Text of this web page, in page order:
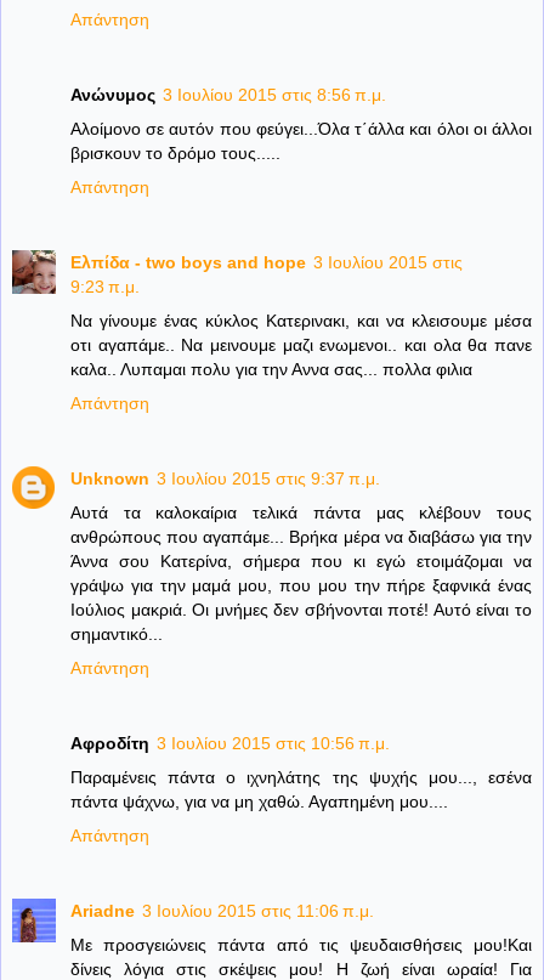
Απάντηση
Ανώνυμος 3 Ιουλίου 2015 στις 8:56 π.μ.
Αλοίμονο σε αυτόν που φεύγει...Όλα τ΄άλλα και όλοι οι άλλοι
βρισκουν το δρόμο τους.....
Απάντηση
Ελπίδα - two boys and hope 3 Ιουλίου 2015 στις
9:23 π.μ.
Να γίνουμε ένας κύκλος Κατερινακι, και να κλεισουμε μέσα
οτι αγαπάμε.. Να μεινουμε μαζι ενωμενοι.. και ολα θα πανε
καλα.. Λυπαμαι πολυ για την Αννα σας... πολλα φιλια
Απάντηση
Unknown 3 Ιουλίου 2015 στις 9:37 π.μ.
Αυτά τα καλοκαίρια τελικά πάντα μας κλέβουν τους
ανθρώπους που αγαπάμε... Βρήκα μέρα να διαβάσω για την
Άννα σου Κατερίνα, σήμερα που κι εγώ ετοιμάζομαι να
γράψω για την μαμά μου, που μου την πήρε ξαφνικά ένας
Ιούλιος μακριά. Οι μνήμες δεν σβήνονται ποτέ! Αυτό είναι το
σημαντικό...
Απάντηση
Αφροδίτη 3 Ιουλίου 2015 στις 10:56 π.μ.
Παραμένεις πάντα ο ιχνηλάτης της ψυχής μου..., εσένα
πάντα ψάχνω, για να μη χαθώ. Αγαπημένη μου....
Απάντηση
Ariadne 3 Ιουλίου 2015 στις 11:06 π.μ.
Με προσγειώνεις πάντα από τις ψευδαισθήσεις μου!Και
δίνεις λόγια στις σκέψεις μου! Η ζωή είναι ωραία! Για